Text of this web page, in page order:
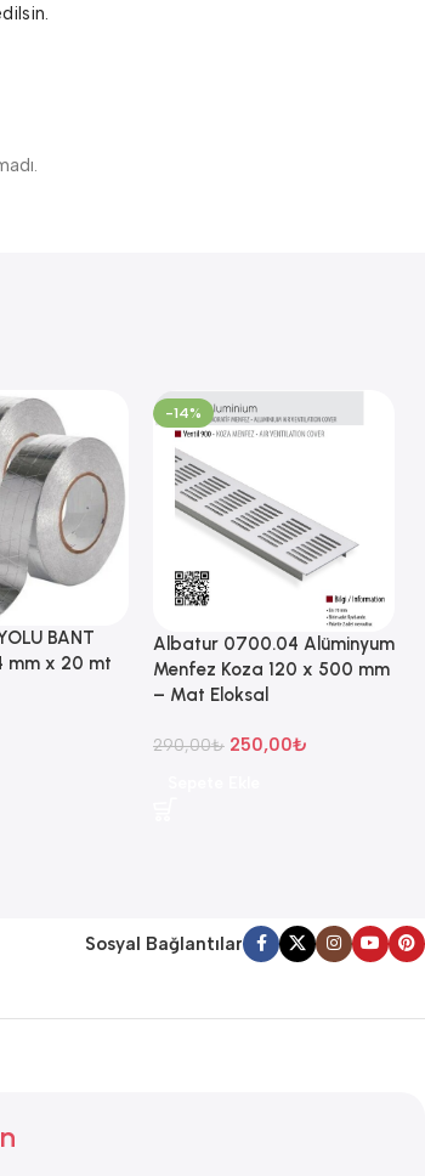
BANT
mm x 20 mt
-14%
Albatur 0700.04 Alüminyum
Menfez Koza 120 x 500 mm
– Mat Eloksal
290,00₺ 250,00₺
Sosyal Bağlantılar